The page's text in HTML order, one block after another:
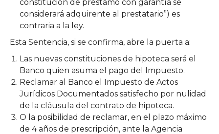
constitución de préstamo con garantía se
considerará adquirente al prestatario”) es
contraria a la ley.
Esta Sentencia, si se confirma, abre la puerta a:
Las nuevas constituciones de hipoteca será el
Banco quien asuma el pago del Impuesto.
Reclamar al Banco el Impuesto de Actos
Jurídicos Documentados satisfecho por nulidad
de la cláusula del contrato de hipoteca.
O la posibilidad de reclamar, en el plazo máximo
de 4 años de prescripción, ante la Agencia